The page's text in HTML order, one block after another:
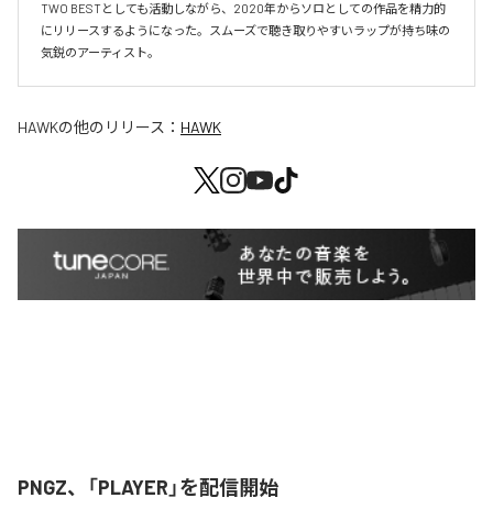
TWO BESTとしても活動しながら、2020年からソロとしての作品を精力的
にリリースするようになった。スムーズで聴き取りやすいラップが持ち味の
気鋭のアーティスト。
HAWKの他のリリース： HAWK
PNGZ、「PLAYER」を配信開始